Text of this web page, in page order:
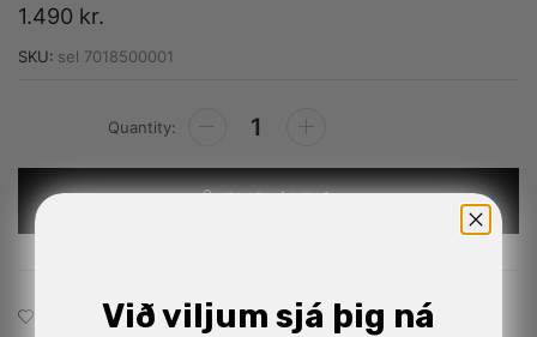
1.490 kr.
SKU: sel 7018500001
Setja í körfu
Alternative:
Bæta við á óskalistann
Við viljum sjá þig ná